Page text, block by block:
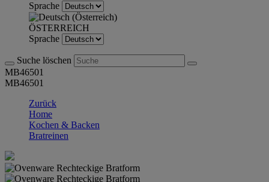
Sprache
ÖSTERREICH
Sprache
Suche löschen
MB46501
MB46501
Zurück
Home
Kochen & Backen
Bratreinen